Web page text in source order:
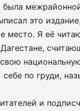
это
место. Я её
по груди,
и